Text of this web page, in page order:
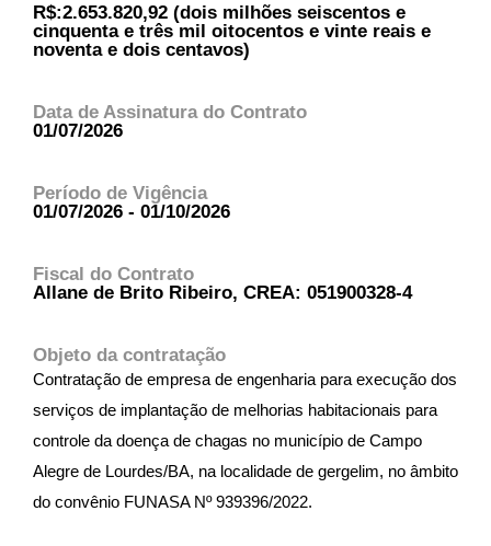
R$:2.653.820,92 (dois milhões seiscentos e
cinquenta e três mil oitocentos e vinte reais e
noventa e dois centavos)
Data de Assinatura do Contrato
01/07/2026
Período de Vigência
01/07/2026 - 01/10/2026
Fiscal do Contrato
Allane de Brito Ribeiro, CREA: 051900328-4
Objeto da contratação
Contratação de empresa de engenharia para execução dos
serviços de implantação de melhorias habitacionais para
controle da doença de chagas no município de Campo
Alegre de Lourdes/BA, na localidade de gergelim, no âmbito
do convênio FUNASA Nº 939396/2022.